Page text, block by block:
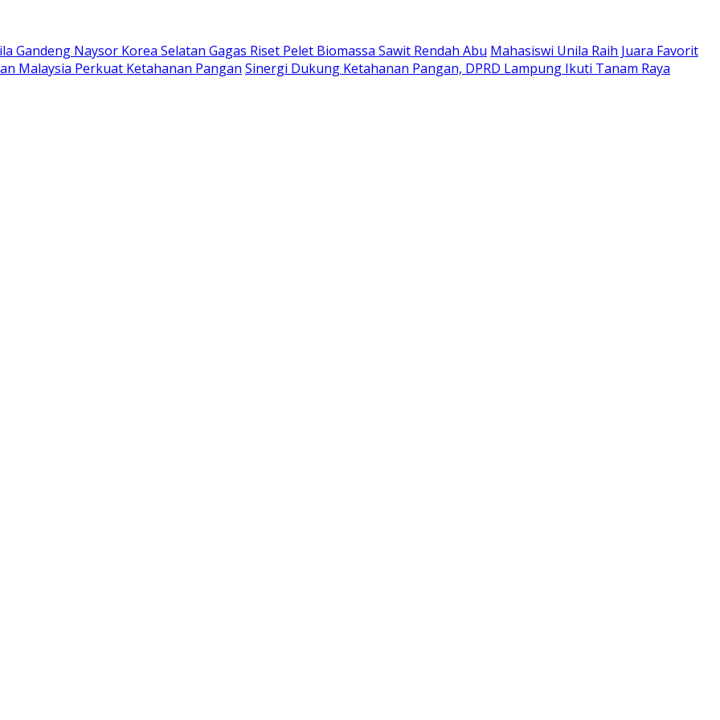
Gandeng Naysor Korea Selatan Gagas Riset Pelet Biomassa Sawit Rendah Abu Mahasiswi Unila Raih Juara Favorit
Malaysia Perkuat Ketahanan Pangan Sinergi Dukung Ketahanan Pangan, DPRD Lampung Ikuti Tanam Raya